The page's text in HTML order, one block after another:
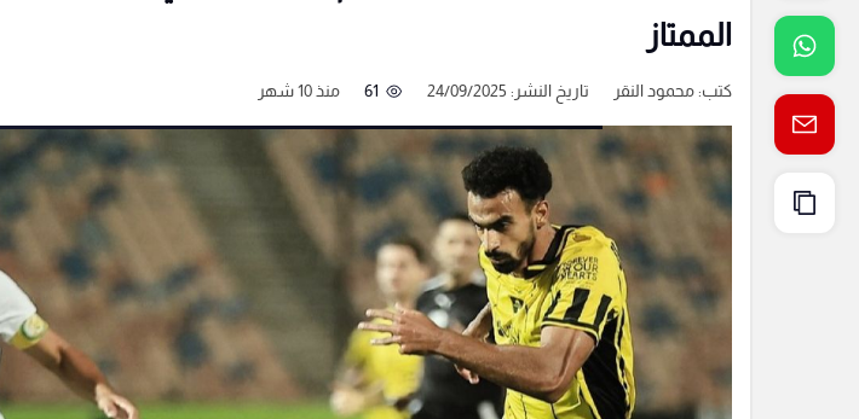
الممتاز
كتب:محمود النقر تاريخ النشر: 24/09/2025 61 منذ 10 شهر